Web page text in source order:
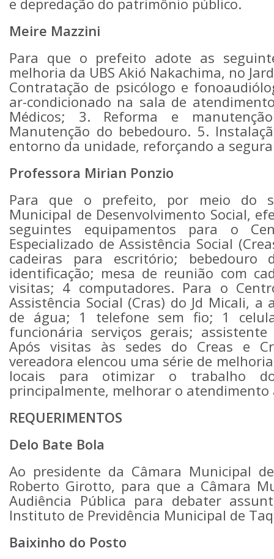
e depredação do patrimônio público.
Meire Mazzini
Para que o prefeito adote as
melhoria da UBS Akió Nakachima, no
Contratação de psicólogo e
ar-condicionado na sala de
Médicos; 3. Reforma e
Manutenção do bebedouro. 5.
entorno da unidade, reforçando a
Professora Mirian Ponzio
Para que o prefeito, por meio do
Municipal de Desenvolvimento Social,
seguintes equipamentos para o
Especializado de Assistência Social
cadeiras para escritório; bebedouro
identificação; mesa de reunião com
visitas; 4 computadores. Para o
Assistência Social (Cras) do Jd Micali,
de água; 1 telefone sem fio; 1
funcionária serviços gerais;
Após visitas às sedes do Creas e
vereadora elencou uma série de
locais para otimizar o trabalho
principalmente, melhorar o atendimento
REQUERIMENTOS
Delo Bate Bola
Ao presidente da Câmara Municipal
Roberto Girotto, para que a Câmara
Audiência Pública para debater
Instituto de Previdência Municipal de
Baixinho do Posto